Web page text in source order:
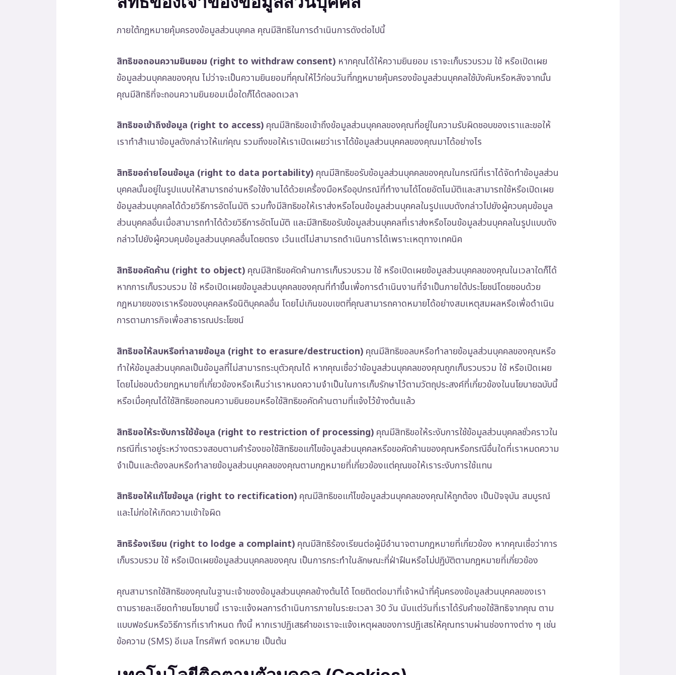
ภายใต้กฎหมายคุ้มครองข้อมูลส่วนบุคคล คุณมีสิทธิในการดำเนินการดังต่อไปนี้
สิทธิขอถอนความยินยอม (right to withdraw consent) หากคุณได้ให้ความยินยอม เราจะเก็บรวบรวม ใช้ หรือเปิดเผย
ข้อมูลส่วนบุคคลของคุณ ไม่ว่าจะเป็นความยินยอมที่คุณให้ไว้ก่อนวันที่กฎหมายคุ้มครองข้อมูลส่วนบุคคลใช้บังคับหรือหลังจากนั้น
คุณมีสิทธิที่จะถอนความยินยอมเมื่อใดก็ได้ตลอดเวลา
สิทธิขอเข้าถึงข้อมูล (right to access) คุณมีสิทธิขอเข้าถึงข้อมูลส่วนบุคคลของคุณที่อยู่ในความรับผิดชอบของเราและขอให้
เราทำสำเนาข้อมูลดังกล่าวให้แก่คุณ รวมถึงขอให้เราเปิดเผยว่าเราได้ข้อมูลส่วนบุคคลของคุณมาได้อย่างไร
สิทธิขอถ่ายโอนข้อมูล (right to data portability) คุณมีสิทธิขอรับข้อมูลส่วนบุคคลของคุณในกรณีที่เราได้จัดทำข้อมูลส่วน
บุคคลนั้นอยู่ในรูปแบบให้สามารถอ่านหรือใช้งานได้ด้วยเครื่องมือหรืออุปกรณ์ที่ทำงานได้โดยอัตโนมัติและสามารถใช้หรือเปิดเผย
ข้อมูลส่วนบุคคลได้ด้วยวิธีการอัตโนมัติ รวมทั้งมีสิทธิขอให้เราส่งหรือโอนข้อมูลส่วนบุคคลในรูปแบบดังกล่าวไปยังผู้ควบคุมข้อมูล
ส่วนบุคคลอื่นเมื่อสามารถทำได้ด้วยวิธีการอัตโนมัติ และมีสิทธิขอรับข้อมูลส่วนบุคคลที่เราส่งหรือโอนข้อมูลส่วนบุคคลในรูปแบบดัง
กล่าวไปยังผู้ควบคุมข้อมูลส่วนบุคคลอื่นโดยตรง เว้นแต่ไม่สามารถดำเนินการได้เพราะเหตุทางเทคนิค
สิทธิขอคัดค้าน (right to object) คุณมีสิทธิขอคัดค้านการเก็บรวบรวม ใช้ หรือเปิดเผยข้อมูลส่วนบุคคลของคุณในเวลาใดก็ได้
หากการเก็บรวบรวม ใช้ หรือเปิดเผยข้อมูลส่วนบุคคลของคุณที่ทำขึ้นเพื่อการดำเนินงานที่จำเป็นภายใต้ประโยชน์โดยชอบด้วย
กฎหมายของเราหรือของบุคคลหรือนิติบุคคลอื่น โดยไม่เกินขอบเขตที่คุณสามารถคาดหมายได้อย่างสมเหตุสมผลหรือเพื่อดำเนิน
การตามภารกิจเพื่อสาธารณประโยชน์
สิทธิขอให้ลบหรือทำลายข้อมูล (right to erasure/destruction) คุณมีสิทธิขอลบหรือทำลายข้อมูลส่วนบุคคลของคุณหรือ
ทำให้ข้อมูลส่วนบุคคลเป็นข้อมูลที่ไม่สามารถระบุตัวคุณได้ หากคุณเชื่อว่าข้อมูลส่วนบุคคลของคุณถูกเก็บรวบรวม ใช้ หรือเปิดเผย
โดยไม่ชอบด้วยกฎหมายที่เกี่ยวข้องหรือเห็นว่าเราหมดความจำเป็นในการเก็บรักษาไว้ตามวัตถุประสงค์ที่เกี่ยวข้องในนโยบายฉบับนี้
หรือเมื่อคุณได้ใช้สิทธิขอถอนความยินยอมหรือใช้สิทธิขอคัดค้านตามที่แจ้งไว้ข้างต้นแล้ว
สิทธิขอให้ระงับการใช้ข้อมูล (right to restriction of processing) คุณมีสิทธิขอให้ระงับการใช้ข้อมูลส่วนบุคคลชั่วคราวใน
กรณีที่เราอยู่ระหว่างตรวจสอบตามคำร้องขอใช้สิทธิขอแก้ไขข้อมูลส่วนบุคคลหรือขอคัดค้านของคุณหรือกรณีอื่นใดที่เราหมดความ
จำเป็นและต้องลบหรือทำลายข้อมูลส่วนบุคคลของคุณตามกฎหมายที่เกี่ยวข้องแต่คุณขอให้เราระงับการใช้แทน
สิทธิขอให้แก้ไขข้อมูล (right to rectification) คุณมีสิทธิขอแก้ไขข้อมูลส่วนบุคคลของคุณให้ถูกต้อง เป็นปัจจุบัน สมบูรณ์
และไม่ก่อให้เกิดความเข้าใจผิด
สิทธิร้องเรียน (right to lodge a complaint) คุณมีสิทธิร้องเรียนต่อผู้มีอำนาจตามกฎหมายที่เกี่ยวข้อง หากคุณเชื่อว่าการ
เก็บรวบรวม ใช้ หรือเปิดเผยข้อมูลส่วนบุคคลของคุณ เป็นการกระทำในลักษณะที่ฝ่าฝืนหรือไม่ปฏิบัติตามกฎหมายที่เกี่ยวข้อง
คุณสามารถใช้สิทธิของคุณในฐานะเจ้าของข้อมูลส่วนบุคคลข้างต้นได้ โดยติดต่อมาที่เจ้าหน้าที่คุ้มครองข้อมูลส่วนบุคคลของเรา
ตามรายละเอียดท้ายนโยบายนี้ เราจะแจ้งผลการดำเนินการภายในระยะเวลา 30 วัน นับแต่วันที่เราได้รับคำขอใช้สิทธิจากคุณ ตาม
แบบฟอร์มหรือวิธีการที่เรากำหนด ทั้งนี้ หากเราปฏิเสธคำขอเราจะแจ้งเหตุผลของการปฏิเสธให้คุณทราบผ่านช่องทางต่าง ๆ เช่น
ข้อความ (SMS) อีเมล โทรศัพท์ จดหมาย เป็นต้น